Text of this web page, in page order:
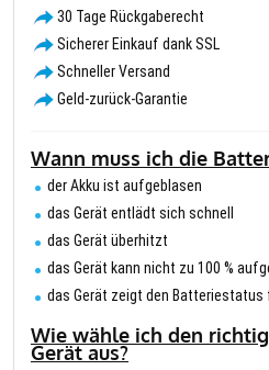
30 Tage Rückgaberecht
Sicherer Einkauf dank SSL
Schneller Versand
Geld-zurück-Garantie
Wann muss ich die
der Akku ist aufgeblasen
das Gerät entlädt sich schnell
das Gerät überhitzt
das Gerät kann nicht zu 100 %
das Gerät zeigt den Batteriestatus
Wie wähle ich den
Gerät aus?